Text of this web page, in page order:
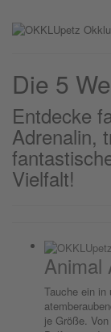
Die 5
Entdecke
Adrenalin,
Vielfalt!
Animal
Tauche ein in
je Größe.